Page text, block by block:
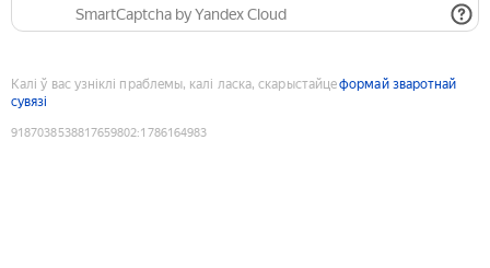
SmartCaptcha by Yandex Cloud
Калі ў вас узніклі праблемы, калі ласка, скарыстайцеформай зваротнай
сувязі
9187038538817659802:1786164983